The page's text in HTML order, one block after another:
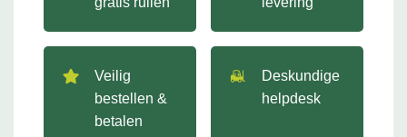
Veilig
bestellen &
betalen
Deskundige
helpdesk